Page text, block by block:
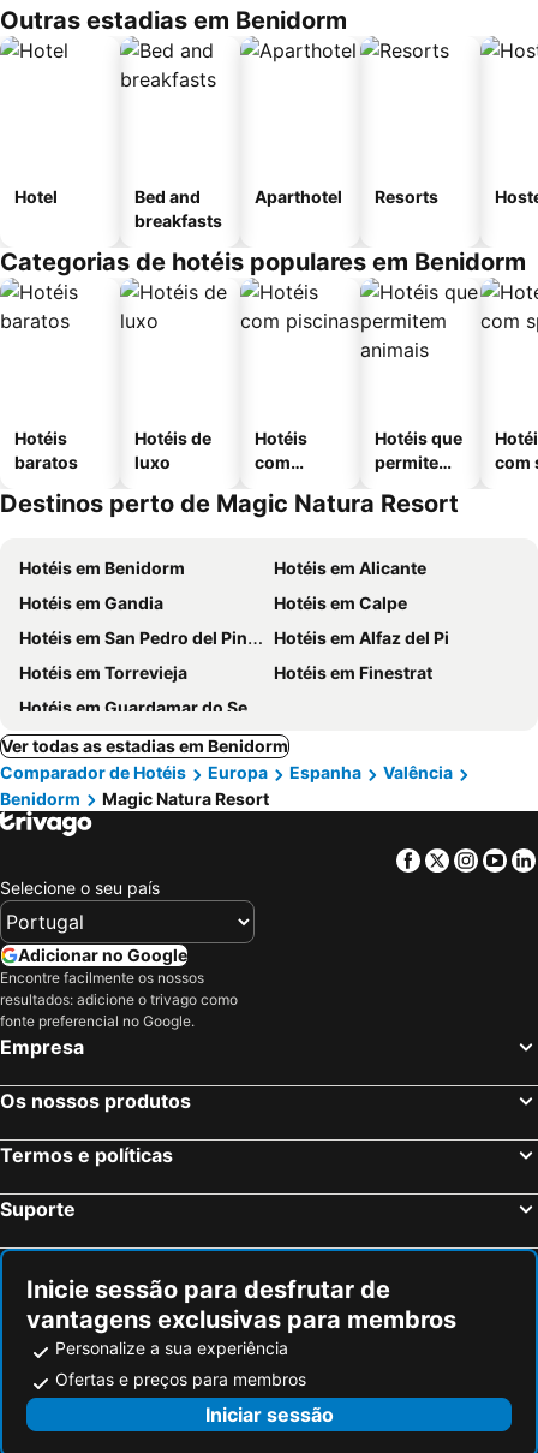
Outras estadias em Benidorm
Hotel
Bed and
breakfasts
Aparthotel Resorts
Categorias de hotéis populares em Benidorm
Hotéis
baratos
Hotéis de
luxo
Hotéis
com
Hotéis que
permitem
com
Destinos perto de Magic Natura Resort
Hotéis em Benidorm
Hotéis em Alicante
Hotéis em Gandia
Hotéis em Calpe
Hotéis em San Pedro del Pinatar
Hotéis em Alfaz del Pi
Hotéis em Torrevieja
Hotéis em Finestrat
Hotéis em Guardamar do Segura
Ver todas as estadias em Benidorm
Comparador de Hotéis
Europa Espanha
Valência
Benidorm
Magic Natura Resort
Facebook
Twitter
Selecione o seu país
Adicionar no Google
Encontre facilmente os nossos
resultados: adicione o trivago como
fonte preferencial no Google.
Empresa
Os nossos produtos
Termos e políticas
Suporte
Inicie sessão para desfrutar de
vantagens exclusivas para membros
Personalize a sua experiência
Ofertas e preços para membros
Iniciar sessão